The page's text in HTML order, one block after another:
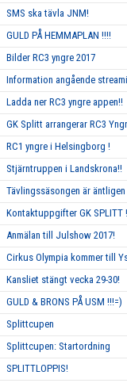
SMS ska tävla JNM!
GULD PÅ HEMMAPLAN !!!!
Bilder RC3 yngre 2017
Information angående
Ladda ner RC3 yngre appen!!
GK Splitt arrangerar RC3
RC1 yngre i Helsingborg !
Stjärntruppen i Landskrona!!
Tävlingssäsongen är
Kontaktuppgifter GK SPLITT !
Anmälan till Julshow 2017!
Cirkus Olympia kommer till
Kansliet stängt vecka 29-30!
GULD & BRONS PÅ USM !!!=)
Splittcupen
Splittcupen: Startordning
SPLITTLOPPIS!